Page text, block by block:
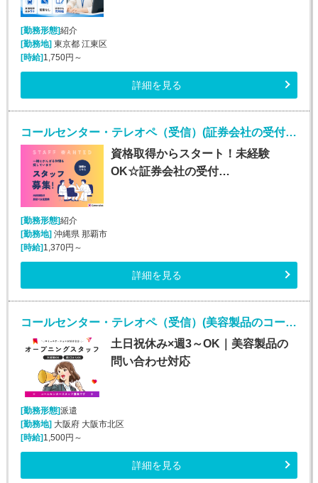
[勤務形態]紹介
[勤務地] 東京都 江東区
[時給] 1,750円～
詳細を見る
コールセンター・テレオペ（受信）(証券会社の受付・事務スタッフ/6月9日入社)
資格取得からスタート！未経験
OK☆証券会社の受付…
[勤務形態]紹介
[勤務地] 沖縄県 那覇市
[時給] 1,370円～
詳細を見る
コールセンター・テレオペ（受信）(美容製品のコールセンタースタッフ)
土日祝休み×週3～OK｜美容製品の
問い合わせ対応
[勤務形態]派遣
[勤務地]大阪府 大阪市北区
[時給]1,500円～
詳細を見る